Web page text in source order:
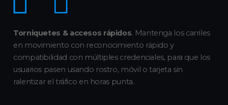
Torniquetes & accesos rápidos. Mantenga los carriles
en movimiento con reconocimiento rápido y
compatibilidad con múltiples credenciales, para que los
usuarios pasen usando rostro, móvil o tarjeta sin
ralentizar el tráfico en horas punta.